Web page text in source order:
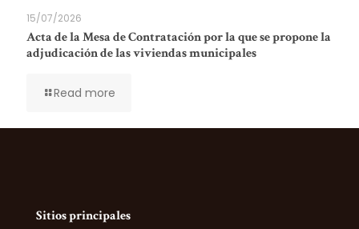
15/07/2026
Acta de la Mesa de Contratación por la que se propone la
adjudicación de las viviendas municipales
Read more
Sitios principales